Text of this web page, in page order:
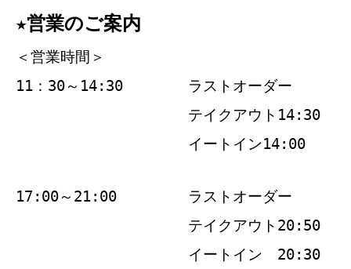
★営業のご案内
＜営業時間＞
11：30～14:30
ラストオーダー
テイクアウト14:30
イートイン14:00
17:00～21:00
ラストオーダー
テイクアウト20:50
イートイン 20:30